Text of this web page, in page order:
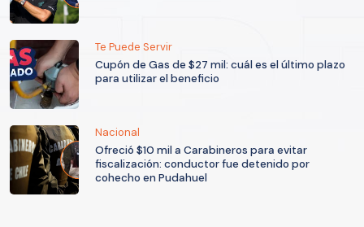
Te Puede Servir
Cupón de Gas de $27 mil: cuál es el último plazo
para utilizar el beneficio
Nacional
Ofreció $10 mil a Carabineros para evitar
fiscalización: conductor fue detenido por
cohecho en Pudahuel